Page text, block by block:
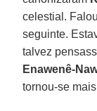
celestial.
seguinte.
talvez
Enawenê-
tornou-se